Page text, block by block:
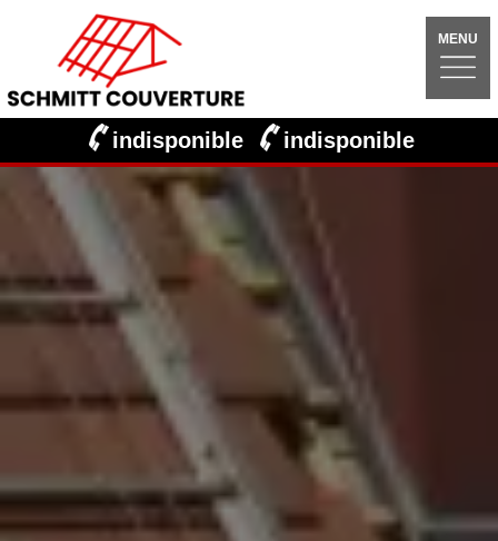
MENU
indisponible indisponible